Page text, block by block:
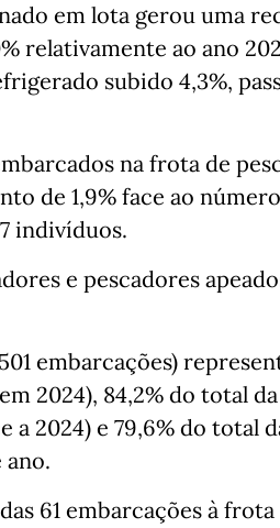
em lota gerou uma
relativamente ao ano
subido 4,3%,
na frota de
de 1,9% face ao
indivíduos.
e pescadores
embarcações)
2024), 84,2% do total
a 2024) e 79,6% do total
ano.
61 embarcações à